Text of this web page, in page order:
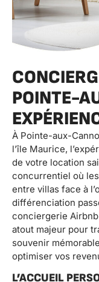
POINTE-
À Pointe-aux-
l’île Maurice,
de votre location
concurrentiel où
entre villas face à
différenciation
conciergerie
atout majeur pour
souvenir
optimiser vos
L’ACCUEIL